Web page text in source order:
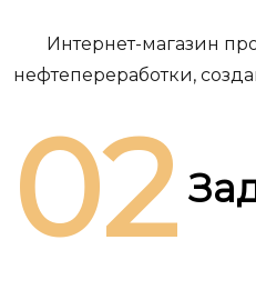
Интернет-магазин
нефтепереработки,
02